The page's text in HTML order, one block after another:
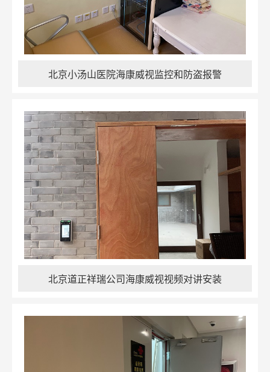
北京小汤山医院海康威视监控和防盗报警
北京道正祥瑞公司海康威视视频对讲安装